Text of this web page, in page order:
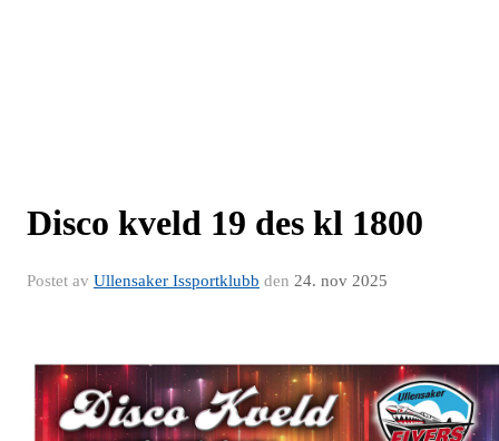
Disco kveld 19 des kl 1800
Postet av Ullensaker Issportklubb den 24. nov 2025